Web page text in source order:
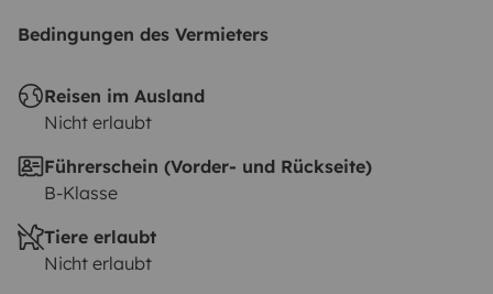
Bedingungen des Vermieters
Reisen im Ausland
Nicht erlaubt
Führerschein (Vorder- und Rückseite)
B-Klasse
Tiere erlaubt
Nicht erlaubt